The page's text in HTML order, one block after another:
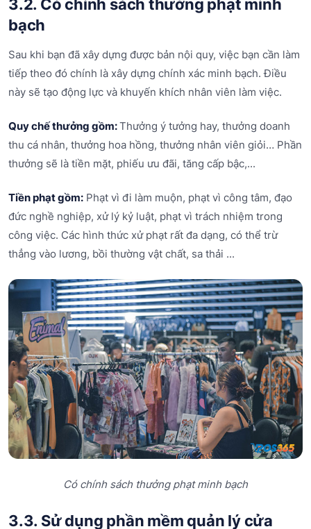
3.2. Có chính sách thưởng phạt minh
bạch
Sau khi bạn đã xây dựng được bản nội quy, việc bạn cần làm
tiếp theo đó chính là xây dựng chính xác minh bạch. Điều
này sẽ tạo động lực và khuyến khích nhân viên làm việc.
Quy chế thưởng gồm:Thưởng ý tưởng hay, thưởng doanh
thu cá nhân, thưởng hoa hồng, thưởng nhân viên giỏi… Phần
thưởng sẽ là tiền mặt, phiếu ưu đãi, tăng cấp bậc,...
Tiền phạt gồm: Phạt vì đi làm muộn, phạt vì công tâm, đạo
đức nghề nghiệp, xử lý kỷ luật, phạt vì trách nhiệm trong
công việc. Các hình thức xử phạt rất đa dạng, có thể trừ
thẳng vào lương, bồi thường vật chất, sa thải ...
Có chính sách thưởng phạt minh bạch
3.3. Sử dụng phần mềm quản lý cửa